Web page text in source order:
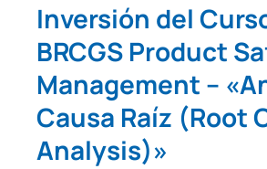
Inversión del
BRCGS Product
Management –
Causa Raíz (Root
Analysis)»